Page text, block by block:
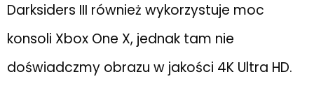
Darksiders III również wykorzystuje moc
konsoli Xbox One X, jednak tam nie
doświadczmy obrazu w jakości 4K Ultra HD.